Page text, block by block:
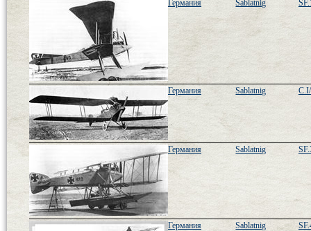
Германия Sablatnig
Германия Sablatnig
Германия Sablatnig
Германия Sablatnig